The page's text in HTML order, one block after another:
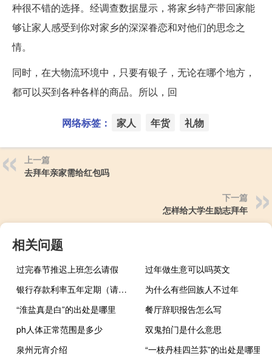
种很不错的选择。经调查数据显示，将家乡特产带回家能
够让家人感受到你对家乡的深深眷恋和对他们的思念之
情。
同时，在大物流环境中，只要有银子，无论在哪个地方，
都可以买到各种各样的商品。所以，回
网络标签： 家人 年货 礼物
上一篇
去拜年亲家需给红包吗
下一篇
怎样给大学生励志拜年
相关问题
过完春节推迟上班怎么请假
过年做生意可以吗英文
银行存款利率五年定期（请问银行存款5年定期利率）
为什么有些回族人不过年
“淮盐真是白”的出处是哪里
餐厅辞职报告怎么写
ph人体正常范围是多少
双鬼拍门是什么意思
泉州元宵介绍
“一枝丹桂四兰荪”的出处是哪里